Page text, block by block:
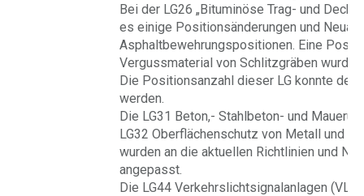
Bei der LG26 „Bituminöse Trag- und
es einige Positionsänderungen und
Asphaltbewehrungspositionen. Eine
Vergussmaterial von Schlitzgräben wurde
Die Positionsanzahl dieser LG konnte
werden.
Die LG31 Beton,- Stahlbeton- und
LG32 Oberflächenschutz von Metall und LG
wurden an die aktuellen Richtlinien und
angepasst.
Die LG44 Verkehrslichtsignalanlagen